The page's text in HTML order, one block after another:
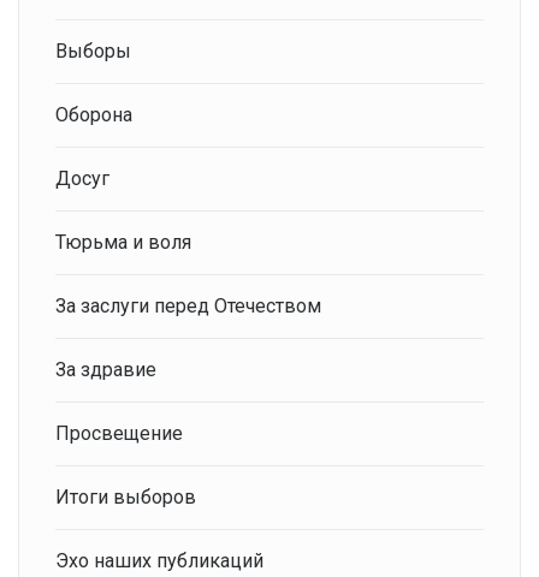
Выборы
Оборона
Досуг
Тюрьма и воля
За заслуги перед Отечеством
За здравие
Просвещение
Итоги выборов
Эхо наших публикаций